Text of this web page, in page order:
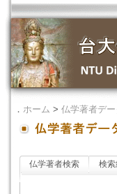
． ホーム > 仏学著者デ
仏学著者検索 検